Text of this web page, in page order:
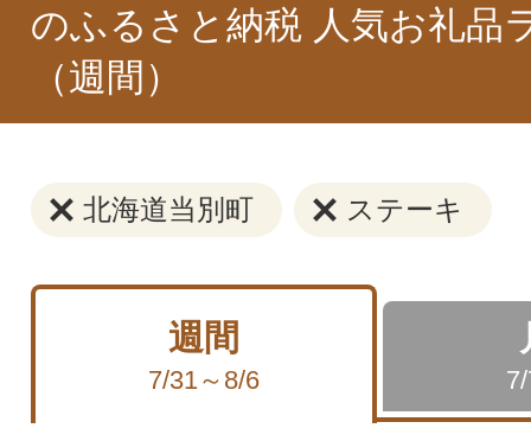
のふるさと納税 人気お礼品
（週間）
北海道当別町 ステーキ
週間
7/31～8/6